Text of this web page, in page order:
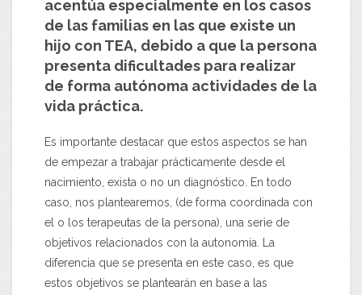
acentúa especialmente en los casos
de las familias en las que existe un
hijo con TEA, debido a que la persona
presenta dificultades para realizar
de forma autónoma actividades de la
vida práctica.
Es importante destacar que estos aspectos se han
de empezar a trabajar prácticamente desde el
nacimiento, exista o no un diagnóstico. En todo
caso, nos plantearemos, (de forma coordinada con
el o los terapeutas de la persona), una serie de
objetivos relacionados con la autonomía. La
diferencia que se presenta en este caso, es que
estos objetivos se plantearán en base a las